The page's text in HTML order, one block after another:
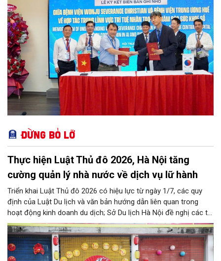
Đừng bỏ lỡ
Thực hiện Luật Thủ đô 2026, Hà Nội tăng
cường quản lý nhà nước về dịch vụ lữ hành
Triển khai Luật Thủ đô 2026 có hiệu lực từ ngày 1/7, các quy
định của Luật Du lịch và văn bản hướng dẫn liên quan trong
hoạt động kinh doanh du dịch; Sở Du lịch Hà Nội đề nghị các tổ
chức, đơn vị, doanh nghiệp kinh doanh dịch vụ lữ hành trên địa
bàn thành phố thực hiện một số nội dung quan trọng. Qua đó
góp phần thực hiện thắng lợi các mục tiêu phát triển du lịch Hà
Nội năm 2026 và giai đoạn tiếp theo.